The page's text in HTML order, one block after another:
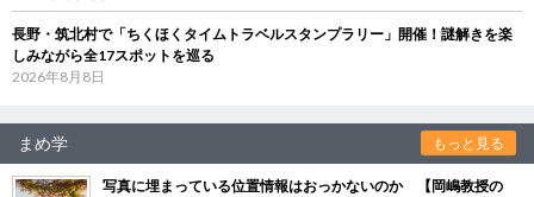
長野・筑北村で「ちくほくタイムトラベルスタンプラリー」開催！謎解きを楽
しみながら全17スポットを巡る
2026年8月8日
まめ学 もっと見る
写真に埋まっている位置情報はおっかないのか 【岡嶋教授の